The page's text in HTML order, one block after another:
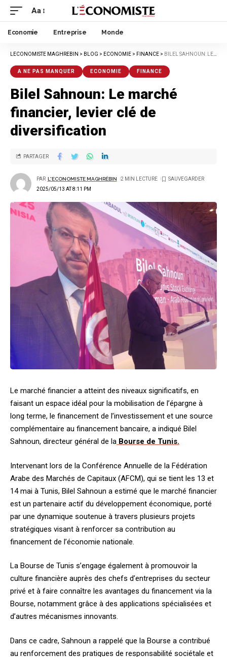
Aa
Economie Entreprise Monde
LECONOMISTE MAGHREBIN > BLOG > ECONOMIE > FINANCE > BILEL SAHNOUN: LE MARCHÉ FINANCIER, LEVIER CLÉ DE DIVERSIFICATION
A NE PAS MANQUER ECONOMIE FINANCE
Bilel Sahnoun: Le marché
financier, levier clé de
diversification
2025/05/13 AT 8:11 PM
PAR L'ECONOMISTE MAGHRÉBIN 2 MIN LECTURE
PARTAGER
Le marché financier a atteint des niveaux significatifs, en
faisant un espace idéal pour la mobilisation de l’épargne à
long terme, le financement de l’investissement et une source
complémentaire au financement bancaire, a indiqué Bilel
Sahnoun, directeur général de la Bourse de Tunis.
Intervenant lors de la Conférence Annuelle de la Fédération
Arabe des Marchés de Capitaux (AFCM), qui se tient les 13 et
14 mai à Tunis, Bilel Sahnoun a estimé que le marché financier
est un partenaire actif du développement économique, porté
par une dynamique soutenue à travers plusieurs projets
stratégiques visant à renforcer sa contribution au
financement de l’économie nationale.
La Bourse de Tunis s’engage également à promouvoir la
culture financière auprès des chefs d’entreprises du secteur
privé et à faire connaître les avantages du financement via la
Bourse, notamment grâce à des applications spécialisées et
d’autres mécanismes innovants.
Dans ce cadre, Sahnoun a rappelé que la Bourse a contribué
au renforcement des pratiques de responsabilité sociétale et